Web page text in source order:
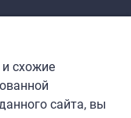
схожие
сайта, вы